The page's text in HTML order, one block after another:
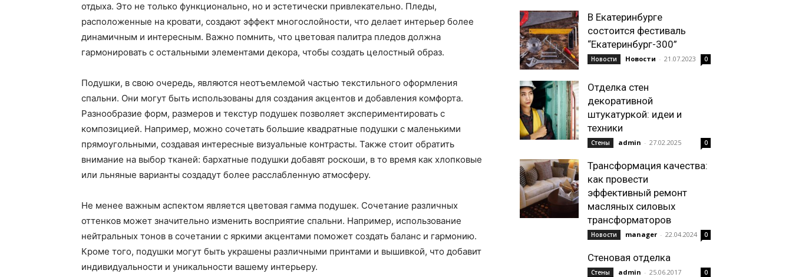
отдыха. Это не только функционально, но и эстетически привлекательно. Пледы,
расположенные на кровати, создают эффект многослойности, что делает интерьер более
динамичным и интересным. Важно помнить, что цветовая палитра пледов должна
гармонировать с остальными элементами декора, чтобы создать целостный образ.
Подушки, в свою очередь, являются неотъемлемой частью текстильного оформления
спальни. Они могут быть использованы для создания акцентов и добавления комфорта.
Разнообразие форм, размеров и текстур подушек позволяет экспериментировать с
композицией. Например, можно сочетать большие квадратные подушки с маленькими
прямоугольными, создавая интересные визуальные контрасты. Также стоит обратить
внимание на выбор тканей: бархатные подушки добавят роскоши, в то время как хлопковые
или льняные варианты создадут более расслабленную атмосферу.
Не менее важным аспектом является цветовая гамма подушек. Сочетание различных
оттенков может значительно изменить восприятие спальни. Например, использование
нейтральных тонов в сочетании с яркими акцентами поможет создать баланс и гармонию.
Кроме того, подушки могут быть украшены различными принтами и вышивкой, что добавит
индивидуальности и уникальности вашему интерьеру.
В Екатеринбурге
состоится фестиваль
“Екатеринбург-300”
Новости Новости - 21.07.2023 0
Отделка стен
декоративной
штукатуркой: идеи и
техники
Стены admin - 27.02.2025 0
Трансформация качества:
как провести
эффективный ремонт
масляных силовых
трансформаторов
Новости manager - 22.04.2024 0
Стеновая отделка
Стены admin - 25.06.2017 0